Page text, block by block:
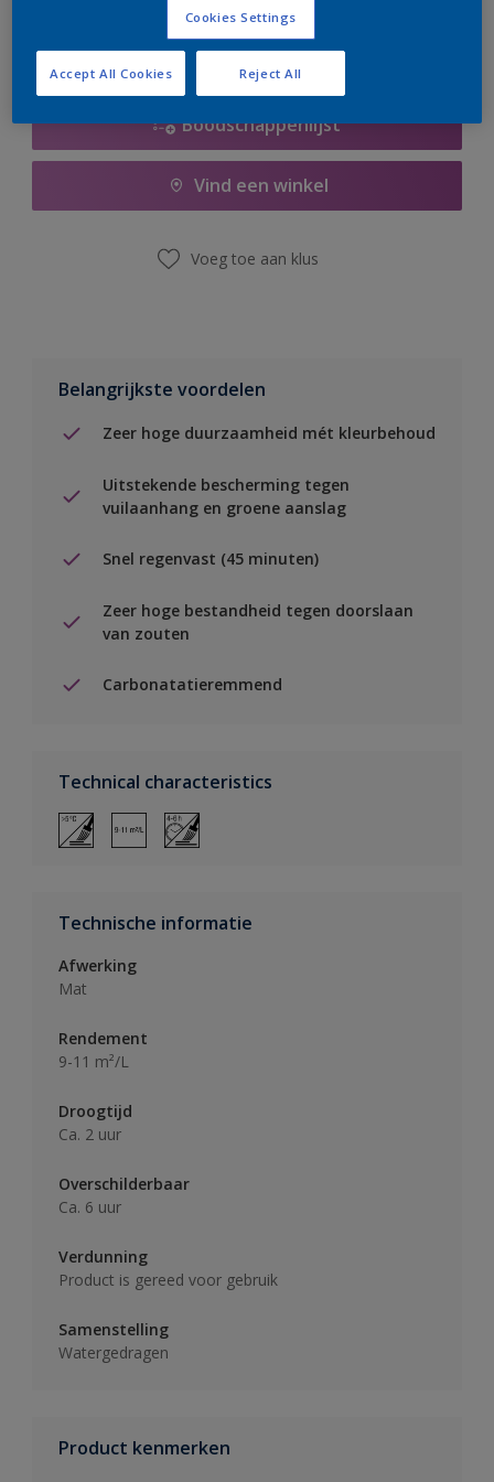
Boodschappenlijst
Vind een winkel
Voeg toe aan klus
Belangrijkste voordelen
Zeer hoge duurzaamheid mét kleurbehoud
Uitstekende bescherming tegen
vuilaanhang en groene aanslag
Snel regenvast (45 minuten)
Zeer hoge bestandheid tegen doorslaan
van zouten
Carbonatatieremmend
Technical characteristics
Technische informatie
Afwerking
Mat
Rendement
9-11 m²/L
Droogtijd
Ca. 2 uur
Overschilderbaar
Ca. 6 uur
Verdunning
Product is gereed voor gebruik
Samenstelling
Watergedragen
Product kenmerken
Cookies Settings
Reject All
Accept All Cookies